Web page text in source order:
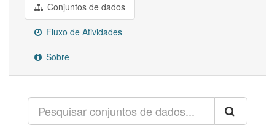
Conjuntos de dados
Fluxo de Atividades
Sobre